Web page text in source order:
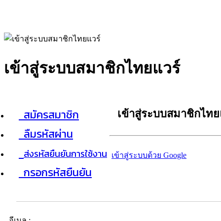
เข้าสู่ระบบสมาชิกไทยแวร์
สมัครสมาชิก
ลืมรหัสผ่าน
ส่งรหัสยืนยันการใช้งาน
กรอกรหัสยืนยัน
เข้าสู่ระบบสมาชิกไท
เข้าสู่ระบบด้วย Google